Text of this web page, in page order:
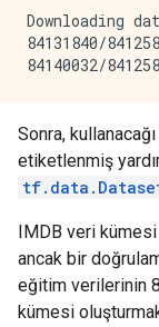
Downloading
84131840/
Sonra, kullanacağı
etiketlenmiş
IMDB veri
ancak bir
eğitim verilerinin
kümesi